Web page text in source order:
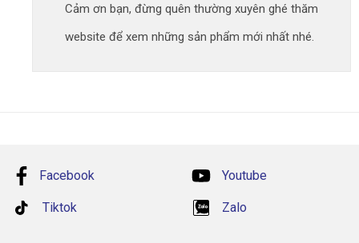
Cảm ơn bạn, đừng quên thường xuyên ghé thăm
website để xem những sản phẩm mới nhất nhé.
Facebook Youtube
Tiktok Zalo